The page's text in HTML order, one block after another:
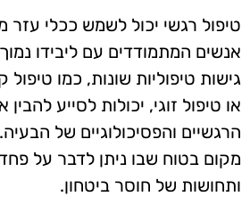
טיפול רגשי יכול לשמש ככלי עזר
אנשים המתמודדים עם ליבידו
גישות טיפוליות שונות, כמו טיפול
או טיפול זוגי, יכולות לסייע
הרגשיים והפסיכולוגיים של
מקום בטוח שבו ניתן לדבר על
ותחושות של חוסר ביטחון.